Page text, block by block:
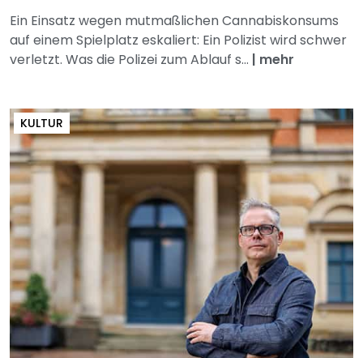
Ein Einsatz wegen mutmaßlichen Cannabiskonsums
auf einem Spielplatz eskaliert: Ein Polizist wird schwer
verletzt. Was die Polizei zum Ablauf s... | mehr
KULTUR